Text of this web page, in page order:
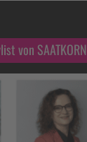
von SAATKORN